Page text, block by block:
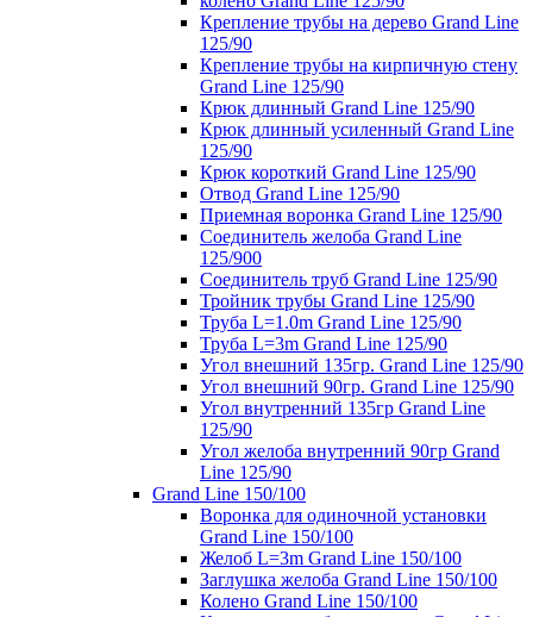
Крепление трубы на дерево Grand Line
125/90
Крепление трубы на кирпичную стену
Grand Line 125/90
Крюк длинный Grand Line 125/90
Крюк длинный усиленный Grand Line
125/90
Крюк короткий Grand Line 125/90
Отвод Grand Line 125/90
Приемная воронка Grand Line 125/90
Соединитель желоба Grand Line
125/900
Соединитель труб Grand Line 125/90
Тройник трубы Grand Line 125/90
Труба L=1.0m Grand Line 125/90
Труба L=3m Grand Line 125/90
Угол внешний 135гр. Grand Line 125/90
Угол внешний 90гр. Grand Line 125/90
Угол внутренний 135гр Grand Line
125/90
Угол желоба внутренний 90гр Grand
Line 125/90
Grand Line 150/100
Воронка для одиночной установки
Grand Line 150/100
Желоб L=3m Grand Line 150/100
Заглушка желоба Grand Line 150/100
Колено Grand Line 150/100